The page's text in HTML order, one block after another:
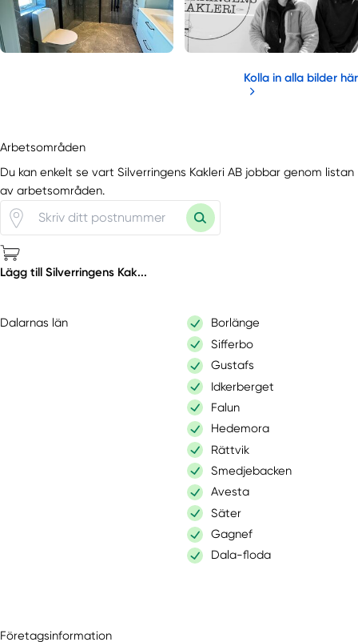
Kolla in alla bilder här
Arbetsområden
Du kan enkelt se vart Silverringens Kakleri AB jobbar genom listan
av arbetsområden.
Lägg till Silverringens Kak...
Dalarnas län
Borlänge
Sifferbo
Gustafs
Idkerberget
Falun
Hedemora
Rättvik
Smedjebacken
Avesta
Säter
Gagnef
Dala-floda
Företagsinformation